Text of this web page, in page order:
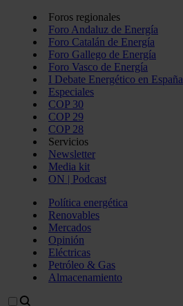
Foros regionales
Foro Andaluz de Energía
Foro Catalán de Energía
Foro Gallego de Energía
Foro Vasco de Energía
I Debate Energético en España
Especiales
COP 30
COP 29
COP 28
Servicios
Newsletter
Media kit
ON | Podcast
Política energética
Renovables
Mercados
Opinión
Eléctricas
Petróleo & Gas
Almacenamiento